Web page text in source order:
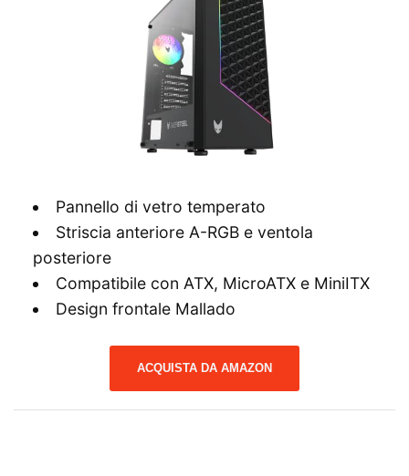
Pannello di vetro temperato
Striscia anteriore A-RGB e ventola
posteriore
Compatibile con ATX, MicroATX e MiniITX
Design frontale Mallado
ACQUISTA DA AMAZON